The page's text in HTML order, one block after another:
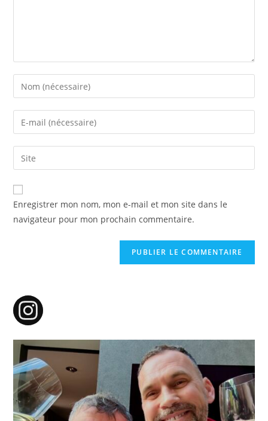
Enter
your
name
comment
Enter
your
email
address
comment
Saisir
l’URL
de
votre
(facultatif)
Enregistrer mon nom, mon e-mail et mon site dans le
navigateur pour mon prochain commentaire.